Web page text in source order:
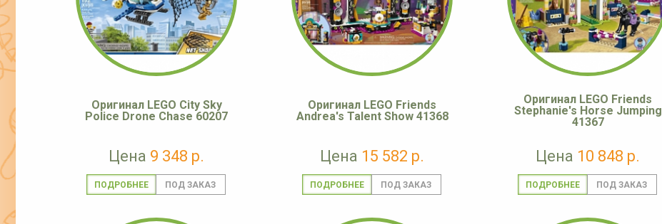
Оригинал LEGO City Sky
Police Drone Chase 60207
Цена 9 348 р.
ПОДРОБНЕЕ
Оригинал LEGO Friends
Andrea's Talent Show 41368
Цена 15 582 р.
ПОДРОБНЕЕ
Оригинал LEGO Friends
Stephanie's Horse Jumping
41367
Цена 10 848 р.
ПОДРОБНЕЕ